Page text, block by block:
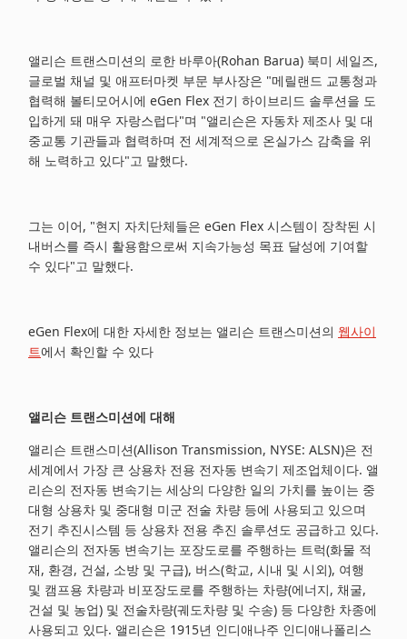
앨리슨 트랜스미션의 로한 바루아(Rohan Barua) 북미 세일즈,
글로벌 채널 및 애프터마켓 부문 부사장은 "메릴랜드 교통청과
협력해 볼티모어시에 eGen Flex 전기 하이브리드 솔루션을 도
입하게 돼 매우 자랑스럽다"며 "앨리슨은 자동차 제조사 및 대
중교통 기관들과 협력하며 전 세계적으로 온실가스 감축을 위
해 노력하고 있다"고 말했다.
그는 이어, "현지 자치단체들은 eGen Flex 시스템이 장착된 시
내버스를 즉시 활용함으로써 지속가능성 목표 달성에 기여할
수 있다"고 말했다.
eGen Flex에 대한 자세한 정보는 앨리슨 트랜스미션의 웹사이
트에서 확인할 수 있다
앨리슨 트랜스미션에 대해
앨리슨 트랜스미션(Allison Transmission, NYSE: ALSN)은 전
세계에서 가장 큰 상용차 전용 전자동 변속기 제조업체이다. 앨
리슨의 전자동 변속기는 세상의 다양한 일의 가치를 높이는 중
대형 상용차 및 중대형 미군 전술 차량 등에 사용되고 있으며
전기 추진시스템 등 상용차 전용 추진 솔루션도 공급하고 있다.
앨리슨의 전자동 변속기는 포장도로를 주행하는 트럭(화물 적
재, 환경, 건설, 소방 및 구급), 버스(학교, 시내 및 시외), 여행
및 캠프용 차량과 비포장도로를 주행하는 차량(에너지, 채굴,
건설 및 농업) 및 전술차량(궤도차량 및 수송) 등 다양한 차종에
사용되고 있다. 앨리슨은 1915년 인디애나주 인디애나폴리스